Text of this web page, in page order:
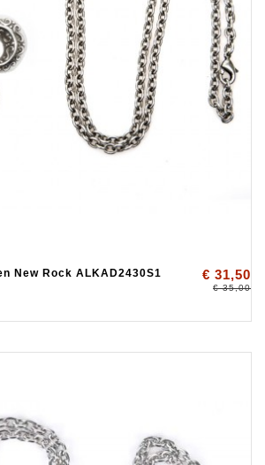
New Rock ALKAD2430S1 € 31,50
€ 35,00